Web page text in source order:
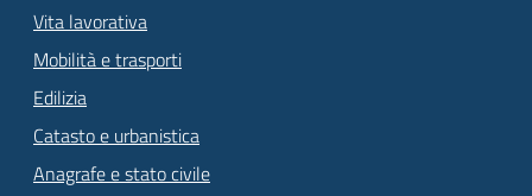
Vita lavorativa
Mobilità e trasporti
Edilizia
Catasto e urbanistica
Anagrafe e stato civile